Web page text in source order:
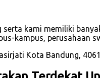
kami memiliki
kampus, perusahaan